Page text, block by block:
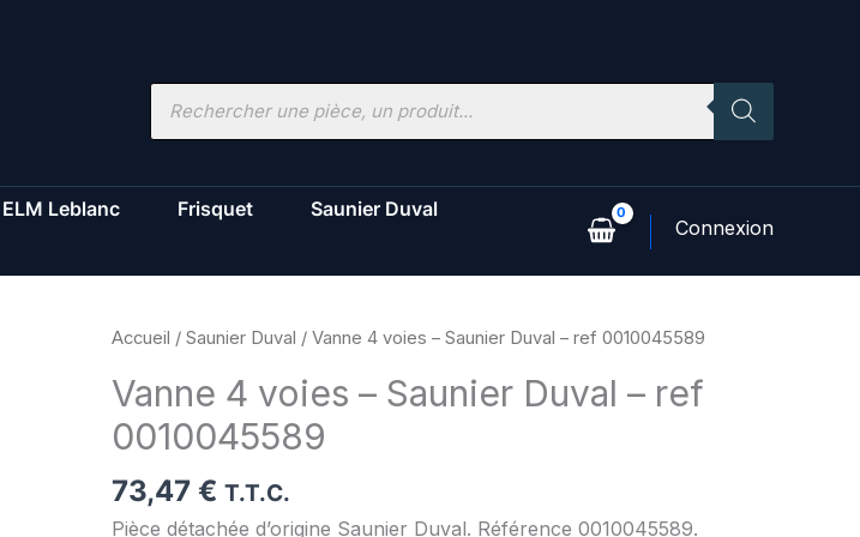
Recherche
ELM Leblanc Frisquet
Saunier Duval
Accueil / Saunier Duval / Vanne 4 voies – Saunier Duval – ref 0010045589
Vanne 4 voies – Saunier Duval – ref
0010045589
73,47 € T.T.C.
Pièce détachée d’origine Saunier Duval. Référence 0010045589.
quantité
Vanne
4
voies
-
Saunier